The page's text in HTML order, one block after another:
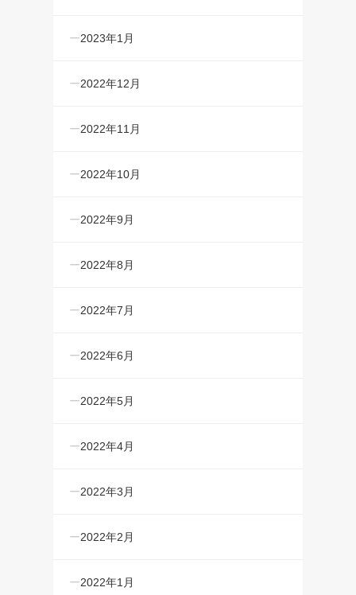
2023年1月
2022年12月
2022年11月
2022年10月
2022年9月
2022年8月
2022年7月
2022年6月
2022年5月
2022年4月
2022年3月
2022年2月
2022年1月